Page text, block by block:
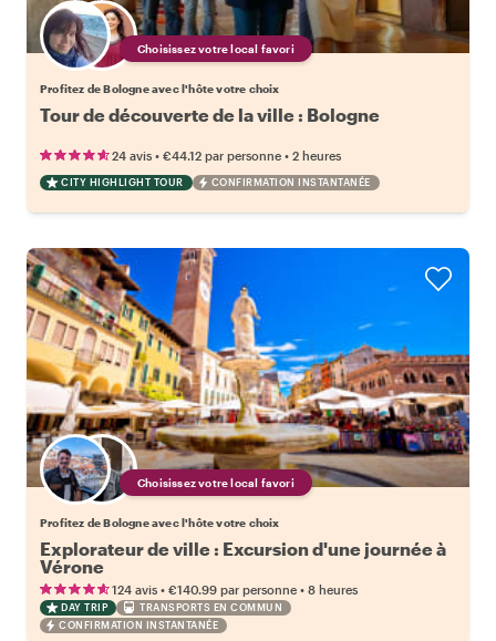
Choisissez votre local favori
Profitez de Bologne avec l'hôte votre choix
Tour de découverte de la ville : Bologne
24 avis • €44.12 par personne • 2 heures
CITY HIGHLIGHT TOUR CONFIRMATION INSTANTANÉE
Choisissez votre local favori
Profitez de Bologne avec l'hôte votre choix
Explorateur de ville : Excursion d'une journée à
Vérone
124 avis • €140.99 par personne • 8 heures
DAY TRIP
TRANSPORTS EN COMMUN
CONFIRMATION INSTANTANÉE